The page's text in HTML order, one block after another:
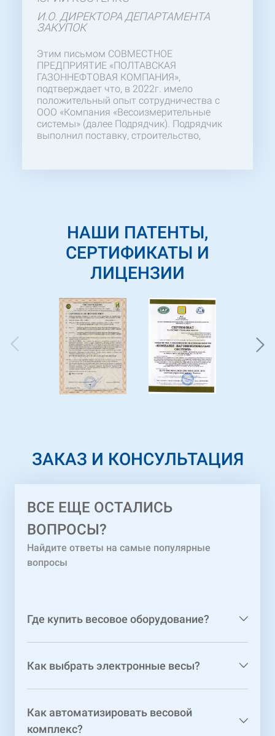
И.О. ДИРЕКТОРА ДЕПАРТАМЕНТА
ЗАКУПОК
Этим письмом СОВМЕСТНОЕ
ПРЕДПРИЯТИЕ «ПОЛТАВСКАЯ
ГАЗОННЕФТОВАЯ КОМПАНИЯ»,
подтверждает что, в 2022г. имело
положительный опыт сотрудничества с
ООО «Компания «Весоизмерительные
системы» (далее Подрядчик). Подрядчик
выполнил поставку, строительство,
отметить компетентность и
продолжение успешного и
взаимовыгодного сотрудничества в
будущих проектах.
НАШИ ПАТЕНТЫ,
СЕРТИФИКАТЫ И
ЛИЦЕНЗИИ
ЗАКАЗ И КОНСУЛЬТАЦИЯ
ВСЕ ЕЩЕ ОСТАЛИСЬ
ВОПРОСЫ?
Найдите ответы на самые популярные
вопросы
Где купить весовое оборудование?
Как выбрать электронные весы?
Как автоматизировать весовой
комплекс?